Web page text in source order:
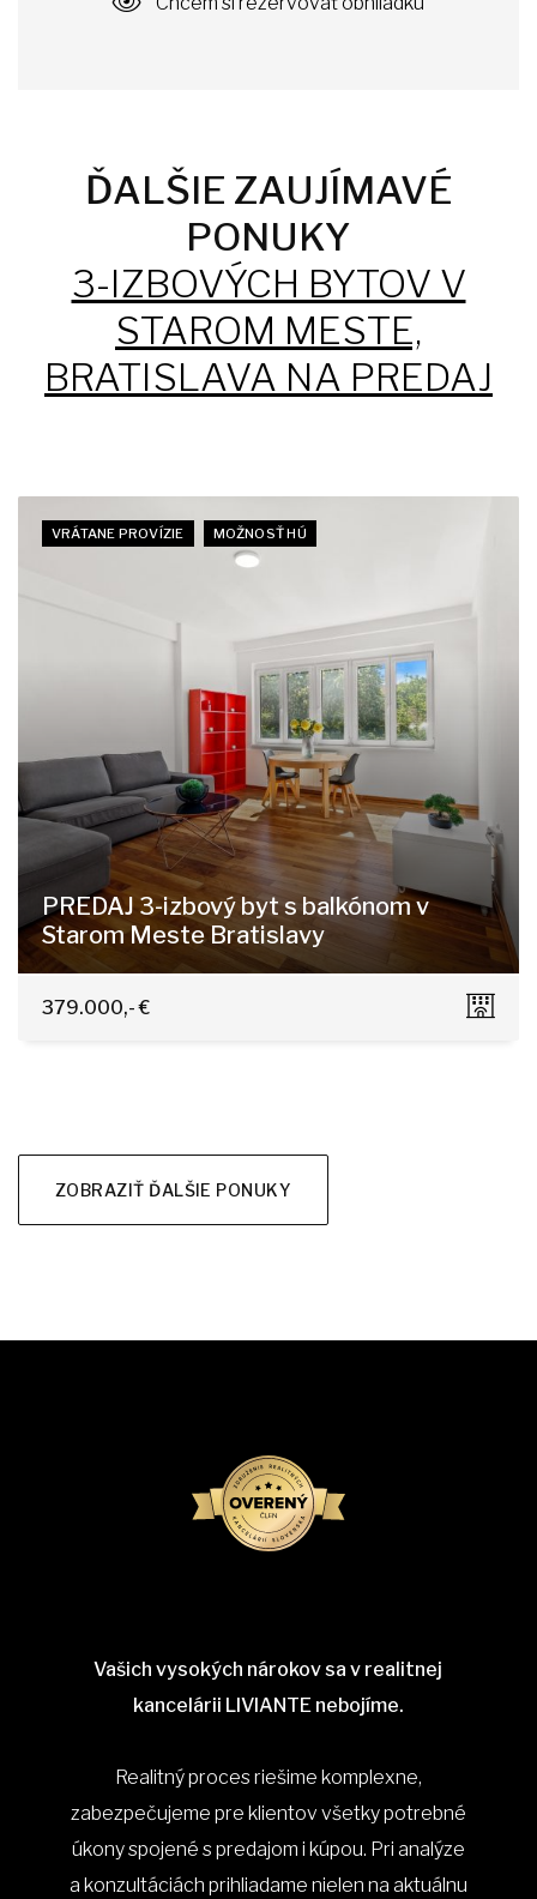
ĎALŠIE ZAUJÍMAVÉ
PONUKY
3-IZBOVÝCH BYTOV V
STAROM MESTE,
BRATISLAVA NA PREDAJ
VRÁTANE PROVÍZIE MOŽNOSŤ HÚ
PREDAJ 3-izbový byt s balkónom v
Starom Meste Bratislavy
Kúpeľná 7, Bratislava - Staré Mesto
379.000,- €
ZOBRAZIŤ ĎALŠIE PONUKY
Vašich vysokých nárokov sa v realitnej
kancelárii LIVIANTE nebojíme.
Realitný proces riešime komplexne,
zabezpečujeme pre klientov všetky potrebné
úkony spojené s predajom i kúpou. Pri analýze
a konzultáciách prihliadame nielen na aktuálnu